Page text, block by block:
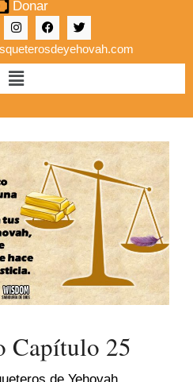
Donar
Capítulo 25